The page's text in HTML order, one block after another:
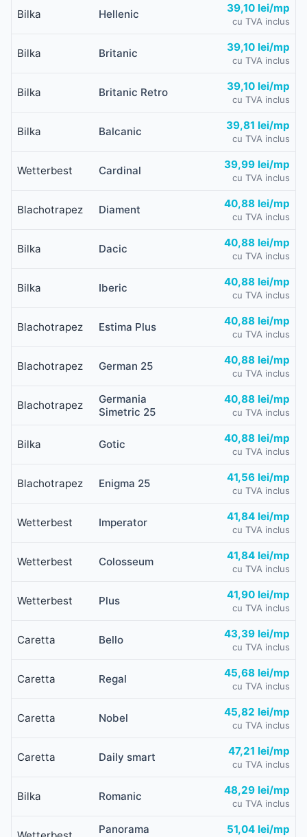
Bilka Hellenic 39,10 lei/mp
cu TVA inclus
Bilka Britanic 39,10 lei/mp
cu TVA inclus
Bilka Britanic Retro 39,10 lei/mp
cu TVA inclus
Bilka Balcanic 39,81 lei/mp
cu TVA inclus
Wetterbest Cardinal 39,99 lei/mp
cu TVA inclus
Blachotrapez Diament 40,88 lei/mp
cu TVA inclus
Bilka Dacic 40,88 lei/mp
cu TVA inclus
Bilka Iberic 40,88 lei/mp
cu TVA inclus
Blachotrapez Estima Plus 40,88 lei/mp
cu TVA inclus
Blachotrapez German 25 40,88 lei/mp
cu TVA inclus
Blachotrapez
Germania
Simetric 25
40,88 lei/mp
cu TVA inclus
Bilka Gotic 40,88 lei/mp
cu TVA inclus
Blachotrapez Enigma 25 41,56 lei/mp
cu TVA inclus
Wetterbest Imperator 41,84 lei/mp
cu TVA inclus
Wetterbest Colosseum 41,84 lei/mp
cu TVA inclus
Wetterbest Plus 41,90 lei/mp
cu TVA inclus
Caretta Bello 43,39 lei/mp
cu TVA inclus
Caretta Regal 45,68 lei/mp
cu TVA inclus
Caretta Nobel 45,82 lei/mp
cu TVA inclus
Caretta Daily smart 47,21 lei/mp
cu TVA inclus
Bilka Romanic 48,29 lei/mp
cu TVA inclus
Panorama
51,04 lei/mp